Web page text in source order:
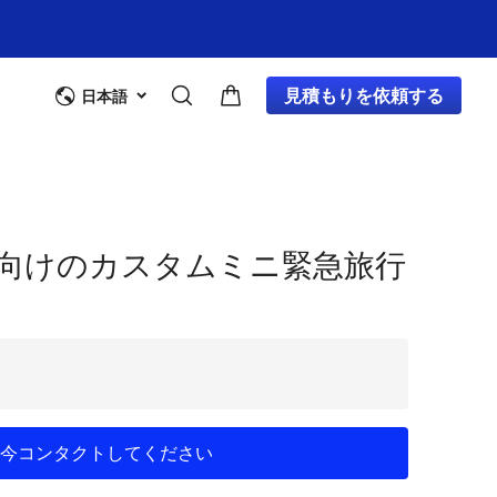
日本語 見積もりを依頼する
けのカスタムミニ緊急旅行
今コンタクトしてください